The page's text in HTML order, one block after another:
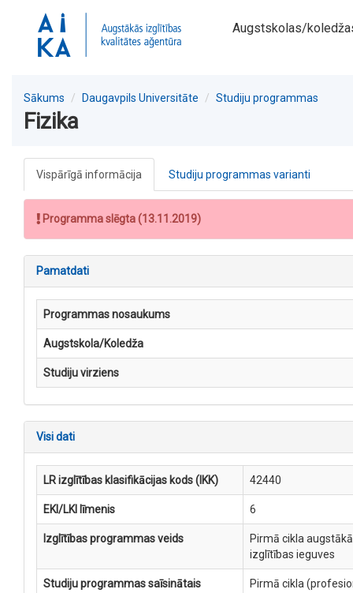
Augstskolas/
Sākums Daugavpils Universitāte Studiju programmas
Fizika
Vispārīgā informācija Studiju programmas varianti
Programma slēgta (13.11.2019)
Pamatdati
Programmas nosaukums
Augstskola/Koledža
Studiju virziens
Visi dati
LR izglītības klasifikācijas kods (IKK) 42440
EKI/LKI līmenis 6
Izglītības programmas veids
Pirmā cikla
izglītības ieguves
Studiju programmas saīsinātais
Pirmā cikla